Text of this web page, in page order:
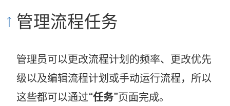
管理流程任务
管理员可以更改流程计划的频率、更改优先
级以及编辑流程计划或手动运行流程，所以
这些都可以通过“任务”页面完成。